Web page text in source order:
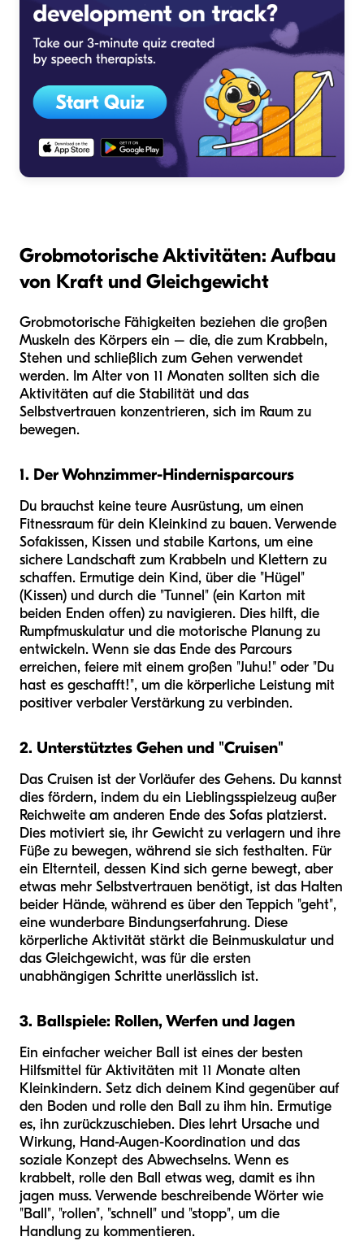
Grobmotorische Aktivitäten: Aufbau
von Kraft und Gleichgewicht
Grobmotorische Fähigkeiten beziehen die großen
Muskeln des Körpers ein – die, die zum Krabbeln,
Stehen und schließlich zum Gehen verwendet
werden. Im Alter von 11 Monaten sollten sich die
Aktivitäten auf die Stabilität und das
Selbstvertrauen konzentrieren, sich im Raum zu
bewegen.
1. Der Wohnzimmer-Hindernisparcours
Du brauchst keine teure Ausrüstung, um einen
Fitnessraum für dein Kleinkind zu bauen. Verwende
Sofakissen, Kissen und stabile Kartons, um eine
sichere Landschaft zum Krabbeln und Klettern zu
schaffen. Ermutige dein Kind, über die "Hügel"
(Kissen) und durch die "Tunnel" (ein Karton mit
beiden Enden offen) zu navigieren. Dies hilft, die
Rumpfmuskulatur und die motorische Planung zu
entwickeln. Wenn sie das Ende des Parcours
erreichen, feiere mit einem großen "Juhu!" oder "Du
hast es geschafft!", um die körperliche Leistung mit
positiver verbaler Verstärkung zu verbinden.
2. Unterstütztes Gehen und "Cruisen"
Das Cruisen ist der Vorläufer des Gehens. Du kannst
dies fördern, indem du ein Lieblingsspielzeug außer
Reichweite am anderen Ende des Sofas platzierst.
Dies motiviert sie, ihr Gewicht zu verlagern und ihre
Füße zu bewegen, während sie sich festhalten. Für
ein Elternteil, dessen Kind sich gerne bewegt, aber
etwas mehr Selbstvertrauen benötigt, ist das Halten
beider Hände, während es über den Teppich "geht",
eine wunderbare Bindungserfahrung. Diese
körperliche Aktivität stärkt die Beinmuskulatur und
das Gleichgewicht, was für die ersten
unabhängigen Schritte unerlässlich ist.
3. Ballspiele: Rollen, Werfen und Jagen
Ein einfacher weicher Ball ist eines der besten
Hilfsmittel für Aktivitäten mit 11 Monate alten
Kleinkindern. Setz dich deinem Kind gegenüber auf
den Boden und rolle den Ball zu ihm hin. Ermutige
es, ihn zurückzuschieben. Dies lehrt Ursache und
Wirkung, Hand-Augen-Koordination und das
soziale Konzept des Abwechselns. Wenn es
krabbelt, rolle den Ball etwas weg, damit es ihn
jagen muss. Verwende beschreibende Wörter wie
"Ball", "rollen", "schnell" und "stopp", um die
Handlung zu kommentieren.